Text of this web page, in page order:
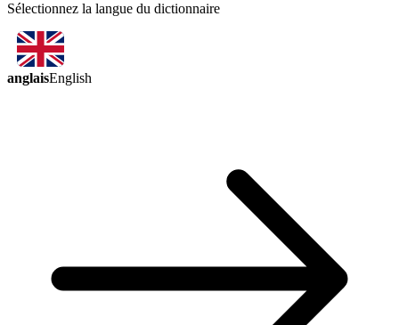
Sélectionnez la langue du dictionnaire
anglaisEnglish